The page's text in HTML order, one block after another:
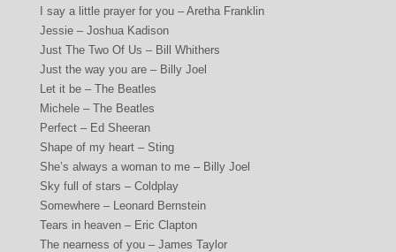
I say a little prayer for you – Aretha Franklin
Jessie – Joshua Kadison
Just The Two Of Us – Bill Whithers
Just the way you are – Billy Joel
Let it be – The Beatles
Michele – The Beatles
Perfect – Ed Sheeran
Shape of my heart – Sting
She’s always a woman to me – Billy Joel
Sky full of stars – Coldplay
Somewhere – Leonard Bernstein
Tears in heaven – Eric Clapton
The nearness of you – James Taylor